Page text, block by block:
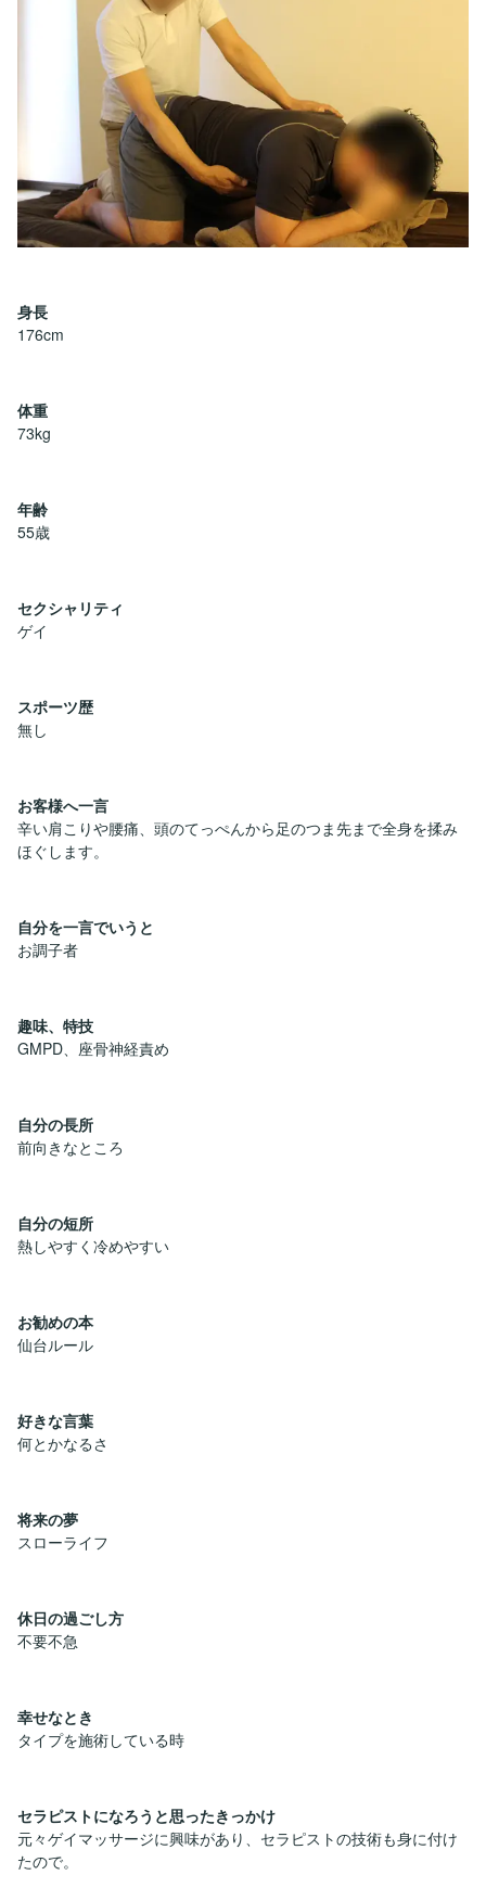
身長
176cm
体重
73kg
年齢
55歳
セクシャリティ
ゲイ
スポーツ歴
無し
お客様へ一言
辛い肩こりや腰痛、頭のてっぺんから足のつま先まで全身を揉み
ほぐします。
自分を一言でいうと
お調子者
趣味、特技
GMPD、座骨神経責め
自分の長所
前向きなところ
自分の短所
熱しやすく冷めやすい
お勧めの本
仙台ルール
好きな言葉
何とかなるさ
将来の夢
スローライフ
休日の過ごし方
不要不急
幸せなとき
タイプを施術している時
セラピストになろうと思ったきっかけ
元々ゲイマッサージに興味があり、セラピストの技術も身に付け
たので。